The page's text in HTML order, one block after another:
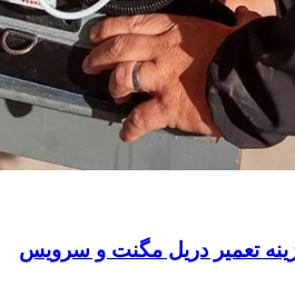
تعمیر دریل مگنت و سرویس